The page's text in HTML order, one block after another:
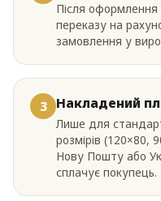
Після
переказу на
замовлення у
3 Накладений
Лише для
розмірів (120×80,
Нову Пошту або
сплачує покупець.